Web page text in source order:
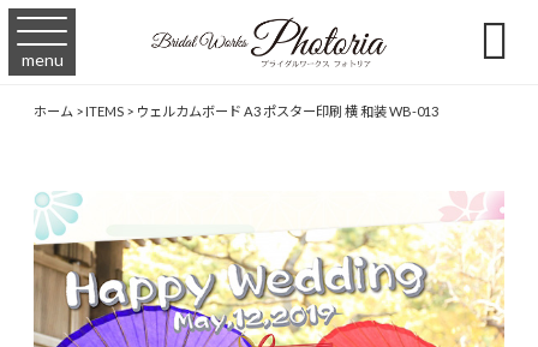
menu 
ホーム > ITEMS > ウェルカムボード A3 ポスター印刷 横 和装 WB-013